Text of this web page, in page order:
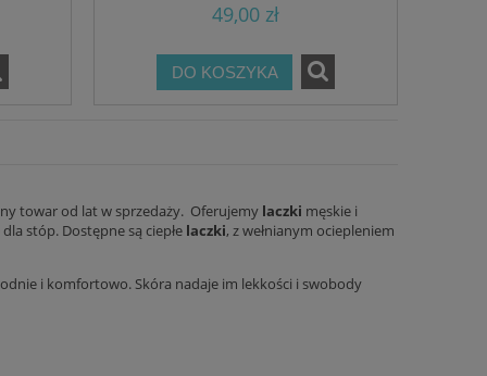
49,00 zł
DO KOSZYKA
towar od lat w sprzedaży. Oferujemy laczki męskie i
stóp. Dostępne są ciepłe laczki, z wełnianym ociepleniem
i komfortowo. Skóra nadaje im lekkości i swobody